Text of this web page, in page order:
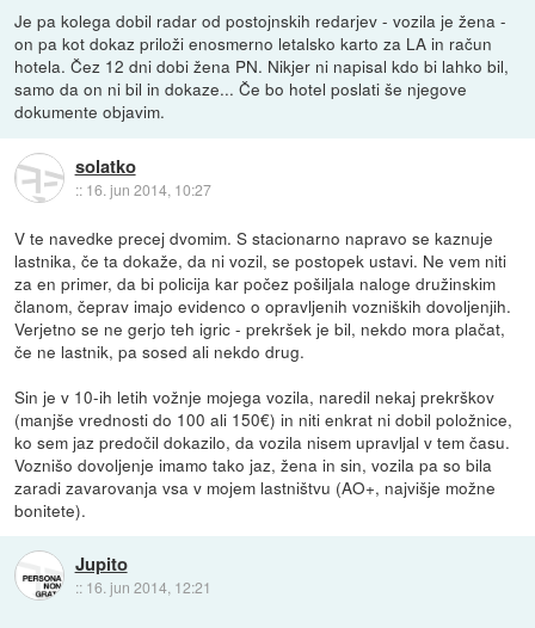
Je pa kolega dobil radar od postojnskih redarjev - vozila je žena -
on pa kot dokaz priloži enosmerno letalsko karto za LA in račun
hotela. Čez 12 dni dobi žena PN. Nikjer ni napisal kdo bi lahko bil,
samo da on ni bil in dokaze... Če bo hotel poslati še njegove
dokumente objavim.
solatko
:: 16. jun 2014, 10:27
V te navedke precej dvomim. S stacionarno napravo se kaznuje
lastnika, če ta dokaže, da ni vozil, se postopek ustavi. Ne vem niti
za en primer, da bi policija kar počez pošiljala naloge družinskim
članom, čeprav imajo evidenco o opravljenih vozniških dovoljenjih.
Verjetno se ne gerjo teh igric - prekršek je bil, nekdo mora plačat,
če ne lastnik, pa sosed ali nekdo drug.
Sin je v 10-ih letih vožnje mojega vozila, naredil nekaj prekrškov
(manjše vrednosti do 100 ali 150€) in niti enkrat ni dobil položnice,
ko sem jaz predočil dokazilo, da vozila nisem upravljal v tem času.
Voznišo dovoljenje imamo tako jaz, žena in sin, vozila pa so bila
zaradi zavarovanja vsa v mojem lastništvu (AO+, najvišje možne
bonitete).
Jupito
:: 16. jun 2014, 12:21